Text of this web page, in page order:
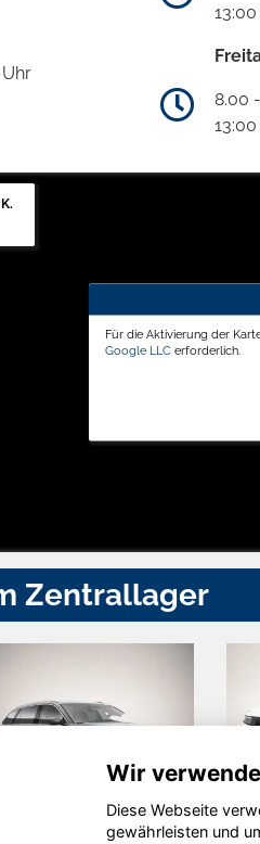
8.00
Für die Aktivierung der
Google LLC erforderlich.
Zentrallager
Wir
Diese Webseite
gewährleisten und